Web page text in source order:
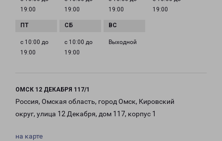
19:00
19:00
19:00
19:00
с 10:00 до
19:00
с 10:00 до
19:00
Выходной
ОМСК 12 ДЕКАБРЯ 117/1
Россия, Омская область, город Омск, Кировский
округ, улица 12 Декабря, дом 117, корпус 1
на карте